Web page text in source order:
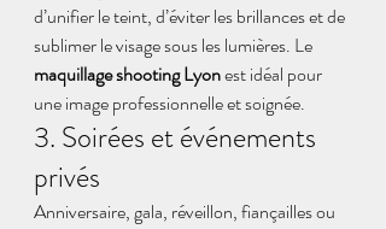
d’unifier le teint, d’éviter les brillances et de
sublimer le visage sous les lumières. Le
maquillage shooting Lyon est idéal pour
une image professionnelle et soignée.
3. Soirées et événements
privés
Anniversaire, gala, réveillon, fiançailles ou